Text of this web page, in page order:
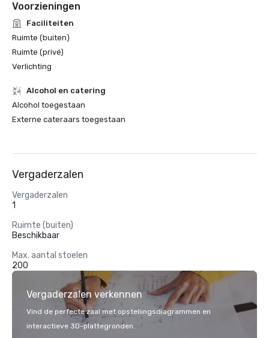
Voorzieningen
Faciliteiten
Ruimte (buiten)
Ruimte (privé)
Verlichting
Alcohol en catering
Alcohol toegestaan
Externe cateraars toegestaan
Vergaderzalen
Vergaderzalen
1
Ruimte (buiten)
Beschikbaar
Max. aantal stoelen
200
Vergaderzalen verkennen
Vind de perfecte zaal met opstellingsdiagrammen en
interactieve 3D-plattegronden.